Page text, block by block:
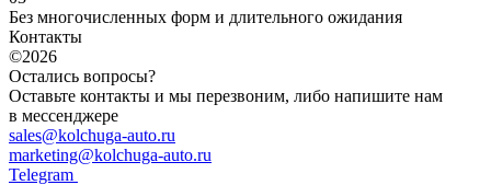
Без многочисленных форм и длительного ожидания
Контакты
©2026
Остались вопросы?
Оставьте контакты и мы перезвоним, либо напишите нам
в мессенджере
sales@kolchuga-auto.ru
marketing@kolchuga-auto.ru
Telegram